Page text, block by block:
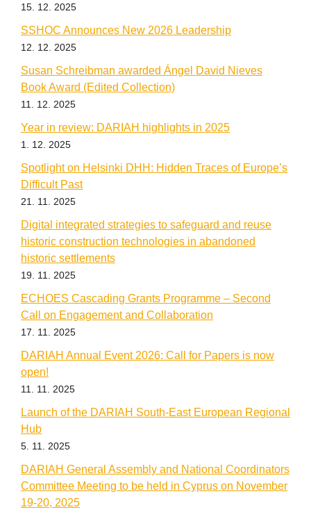
15. 12. 2025
SSHOC Announces New 2026 Leadership
12. 12. 2025
Susan Schreibman awarded Ángel David Nieves
Book Award (Edited Collection)
11. 12. 2025
Year in review: DARIAH highlights in 2025
1. 12. 2025
Spotlight on Helsinki DHH: Hidden Traces of Europe’s
Difficult Past
21. 11. 2025
Digital integrated strategies to safeguard and reuse
historic construction technologies in abandoned
historic settlements
19. 11. 2025
ECHOES Cascading Grants Programme – Second
Call on Engagement and Collaboration
17. 11. 2025
DARIAH Annual Event 2026: Call for Papers is now
open!
11. 11. 2025
Launch of the DARIAH South-East European Regional
Hub
5. 11. 2025
DARIAH General Assembly and National Coordinators
Committee Meeting to be held in Cyprus on November
19-20, 2025